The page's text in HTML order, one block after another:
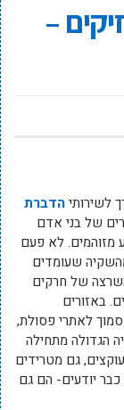
–
לשירותיהדברת
של בני אדם
מזוהמים. לא פעם
שעומדים
של חרקים
באזורים
לאתרי פסולת,
הגדולה מתחילה
גם מטרידים
כבר יודעים- הם גם